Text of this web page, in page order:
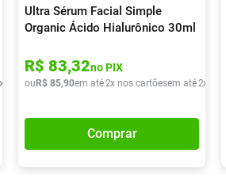
x de R$ 35,95
Ultra Sérum Facial Simple
Organic Ácido Hialurônico 30ml
R$ 83,32no PIX
ou R$ 85,90em até2x nos cartõesem até2x de
Comprar